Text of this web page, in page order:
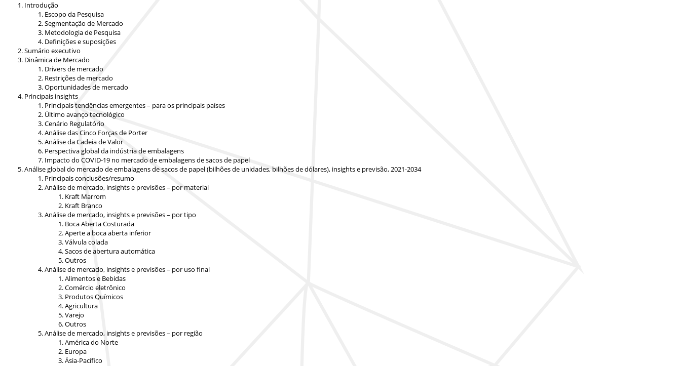
Introdução
Escopo da Pesquisa
Segmentação de Mercado
Metodologia de Pesquisa
Definições e suposições
Sumário executivo
Dinâmica de Mercado
Drivers de mercado
Restrições de mercado
Oportunidades de mercado
Principais insights
Principais tendências emergentes – para os principais países
Último avanço tecnológico
Cenário Regulatório
Análise das Cinco Forças de Porter
Análise da Cadeia de Valor
Perspectiva global da indústria de embalagens
Impacto do COVID-19 no mercado de embalagens de sacos de papel
Análise global do mercado de embalagens de sacos de papel (bilhões de unidades, bilhões de dólares), insights e previsão, 2021-2034
Principais conclusões/resumo
Análise de mercado, insights e previsões – por material
Kraft Marrom
Kraft Branco
Análise de mercado, insights e previsões – por tipo
Boca Aberta Costurada
Aperte a boca aberta inferior
Válvula colada
Sacos de abertura automática
Outros
Análise de mercado, insights e previsões – por uso final
Alimentos e Bebidas
Comércio eletrônico
Produtos Químicos
Agricultura
Varejo
Outros
Análise de mercado, insights e previsões – por região
América do Norte
Europa
Ásia-Pacífico